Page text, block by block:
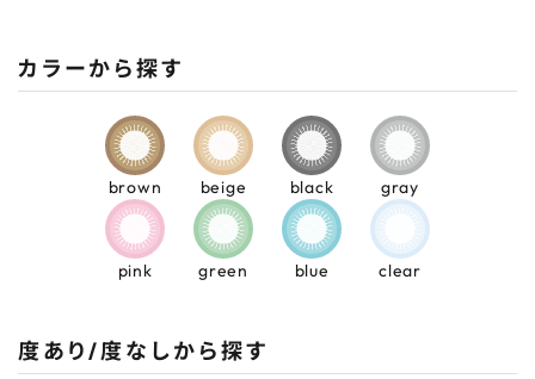
カラーから探す
brown beige black gray
pink green blue clear
度あり/度なしから探す